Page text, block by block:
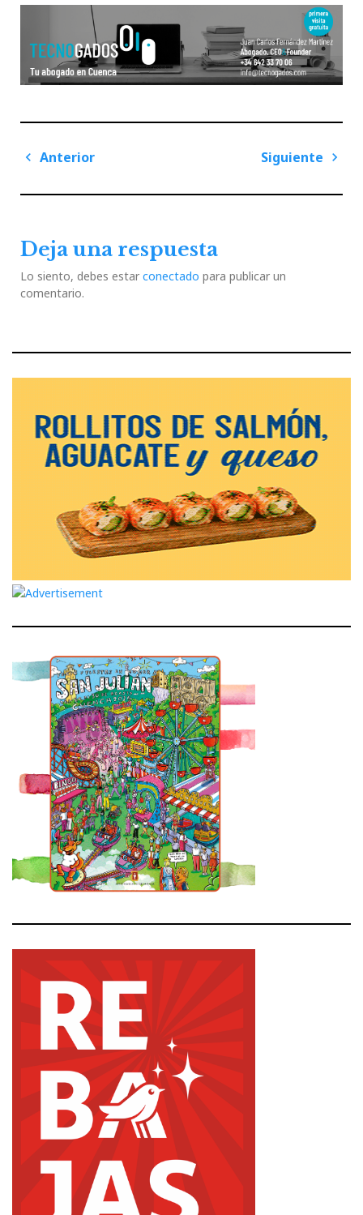
Navegación
entradas
Anterior
Siguiente
Deja una respuesta
Lo siento, debes estar conectado para publicar un
comentario.